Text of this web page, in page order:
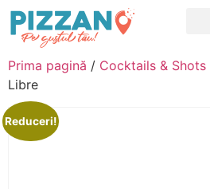
Prima pagină / Cocktails & Shots
Libre
Reduceri!